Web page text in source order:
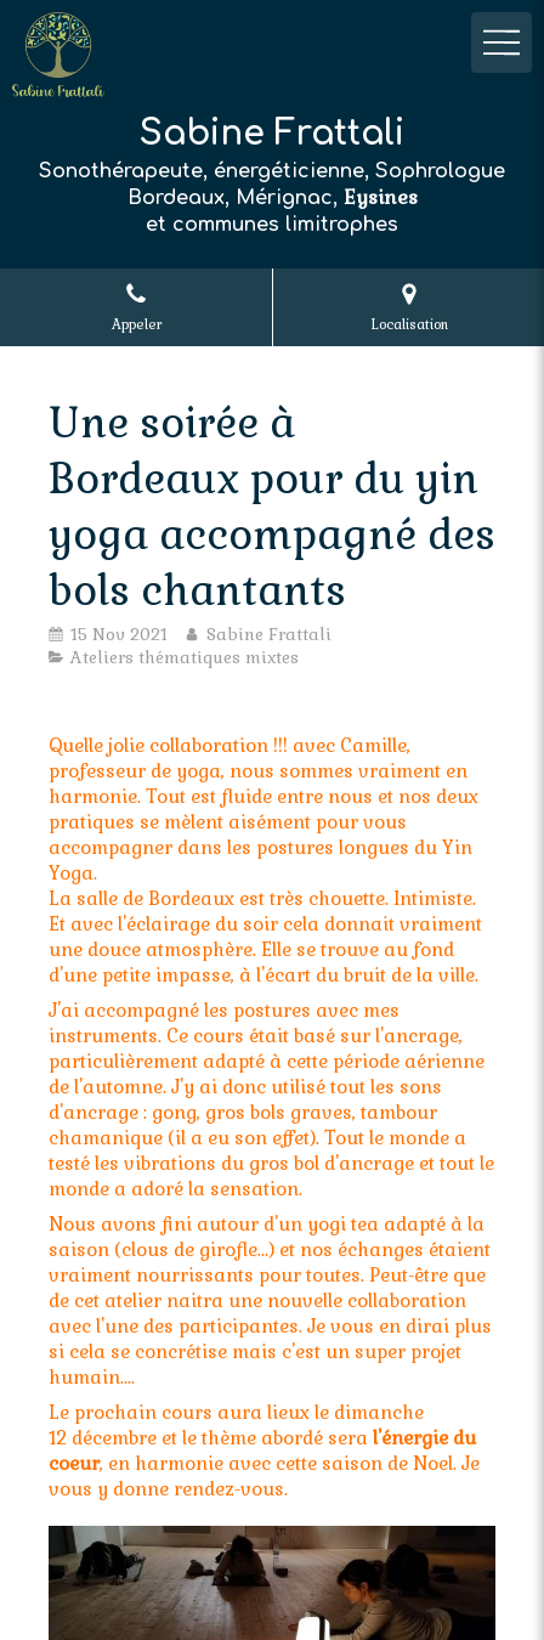
Sabine Frattali
Sonothérapeute, énergéticienne, Sophrologue
Bordeaux, Mérignac, Eysines
et communes limitrophes
Appeler Localisation
Une soirée à
Bordeaux pour du yin
yoga accompagné des
bols chantants
15 Nov 2021
Sabine Frattali
Ateliers thématiques mixtes
Quelle jolie collaboration !!! avec Camille,
professeur de yoga, nous sommes vraiment en
harmonie. Tout est fluide entre nous et nos deux
pratiques se mèlent aisément pour vous
accompagner dans les postures longues du Yin
Yoga.
La salle de Bordeaux est très chouette. Intimiste.
Et avec l'éclairage du soir cela donnait vraiment
une douce atmosphère. Elle se trouve au fond
d'une petite impasse, à l'écart du bruit de la ville.
J'ai accompagné les postures avec mes
instruments. Ce cours était basé sur l'ancrage,
particulièrement adapté à cette période aérienne
de l'automne. J'y ai donc utilisé tout les sons
d'ancrage : gong, gros bols graves, tambour
chamanique (il a eu son effet). Tout le monde a
testé les vibrations du gros bol d'ancrage et tout le
monde a adoré la sensation.
Nous avons fini autour d'un yogi tea adapté à la
saison (clous de girofle...) et nos échanges étaient
vraiment nourrissants pour toutes. Peut-être que
de cet atelier naitra une nouvelle collaboration
avec l'une des participantes. Je vous en dirai plus
si cela se concrétise mais c'est un super projet
humain....
Le prochain cours aura lieux le dimanche
12 décembre et le thème abordé sera l'énergie du
coeur, en harmonie avec cette saison de Noel. Je
vous y donne rendez-vous.